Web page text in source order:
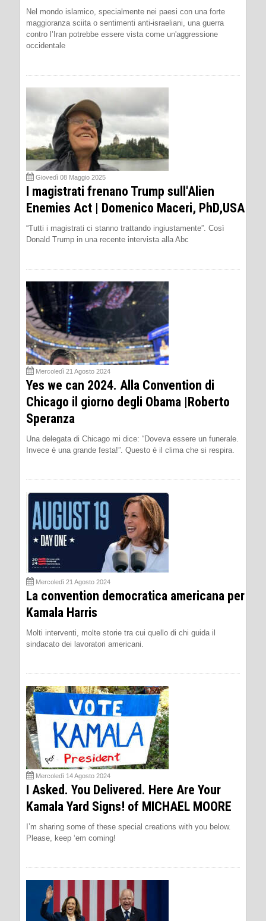
Nel mondo islamico, specialmente nei paesi con una forte
maggioranza sciita o sentimenti anti-israeliani, una guerra
contro l’Iran potrebbe essere vista come un'aggressione
occidentale
Giovedì 08 Maggio 2025
I magistrati frenano Trump sull'Alien
Enemies Act | Domenico Maceri, PhD,USA
“Tutti i magistrati ci stanno trattando ingiustamente”. Così
Donald Trump in una recente intervista alla Abc
Mercoledì 21 Agosto 2024
Yes we can 2024. Alla Convention di
Chicago il giorno degli Obama |Roberto
Speranza
Una delegata di Chicago mi dice: “Doveva essere un funerale.
Invece è una grande festa!”. Questo è il clima che si respira.
Mercoledì 21 Agosto 2024
La convention democratica americana per
Kamala Harris
Molti interventi, molte storie tra cui quello di chi guida il
sindacato dei lavoratori americani.
Mercoledì 14 Agosto 2024
I Asked. You Delivered. Here Are Your
Kamala Yard Signs! of MICHAEL MOORE
I’m sharing some of these special creations with you below.
Please, keep ‘em coming!